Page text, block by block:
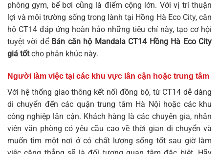
phòng gym, bể bơi cũng là điểm cộng lớn. Với vị trí thuận
lợi và môi trường sống trong lành tại Hồng Hà Eco City, căn
hộ CT14 đáp ứng hoàn hảo những tiêu chí này, tạo cơ hội
tuyệt vời để Bán căn hộ Mandala CT14 Hồng Hà Eco City
giá tốtcho phân khúc này.
Người làm việc tại các khu vực lân cận hoặc trung tâm
Với hệ thống giao thông kết nối đồng bộ, từ CT14 dễ dàng
di chuyển đến các quận trung tâm Hà Nội hoặc các khu
công nghiệp lân cận. Khách hàng là các chuyên gia, nhân
viên văn phòng có yêu cầu cao về thời gian di chuyển và
muốn tìm một nơi ở có chất lượng sống tốt sau giờ làm